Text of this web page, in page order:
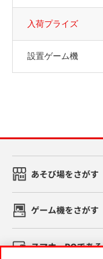
入荷プライズ
設置ゲーム機
あそび場をさがす
ゲーム機をさがす
スマホ・PCであ